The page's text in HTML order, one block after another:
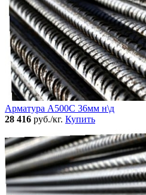
Арматура А500С 36мм н\д
28 416 руб./кг. Купить